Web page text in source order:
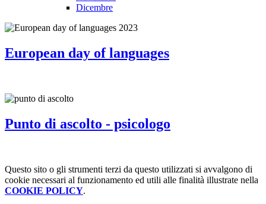
Dicembre
European day of languages
Punto di ascolto - psicologo
Questo sito o gli strumenti terzi da questo utilizzati si avvalgono di
cookie necessari al funzionamento ed utili alle finalità illustrate nella
COOKIE POLICY.